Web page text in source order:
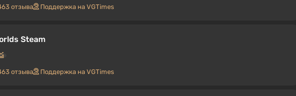
отзыва Поддержка на VGTimes
Steam
отзыва Поддержка на VGTimes